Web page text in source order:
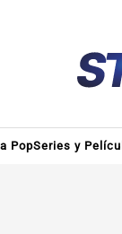
PopSeries y